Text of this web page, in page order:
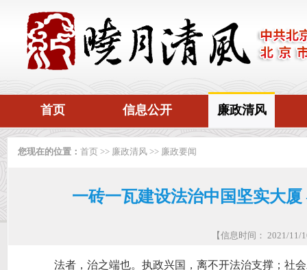
首页 信息公开 廉政清风
您现在的位置： 首页 >> 廉政清风 >> 廉政要闻
一砖一瓦建设法治中国坚实大
【信息时间： 2021/
法者，治之端也。执政兴国，离不开法治支撑；社